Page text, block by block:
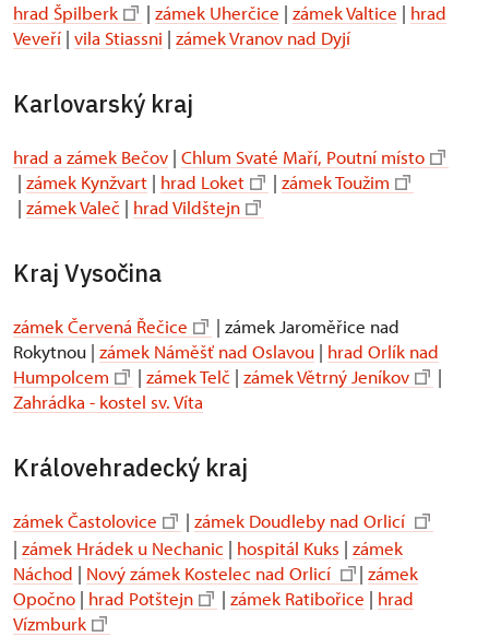
hrad Špilberk | zámek Uherčice | zámek Valtice | hrad
Veveří | vila Stiassni | zámek Vranov nad Dyjí
Karlovarský kraj
hrad a zámek Bečov | Chlum Svaté Maří, Poutní místo
| zámek Kynžvart | hrad Loket | zámek Toužim
| zámek Valeč | hrad Vildštejn
Kraj Vysočina
zámek Červená Řečice
| zámek Jaroměřice nad
Rokytnou | zámek Náměšť nad Oslavou | hrad Orlík nad
Humpolcem
| zámek Telč | zámek Větrný Jeníkov
|
Zahrádka - kostel sv. Víta
Královehradecký kraj
zámek Častolovice | zámek Doudleby nad Orlicí
| zámek Hrádek u Nechanic | hospitál Kuks | zámek
Náchod | Nový zámek Kostelec nad Orlicí | zámek
Opočno | hrad Potštejn | zámek Ratibořice | hrad
Vízmburk